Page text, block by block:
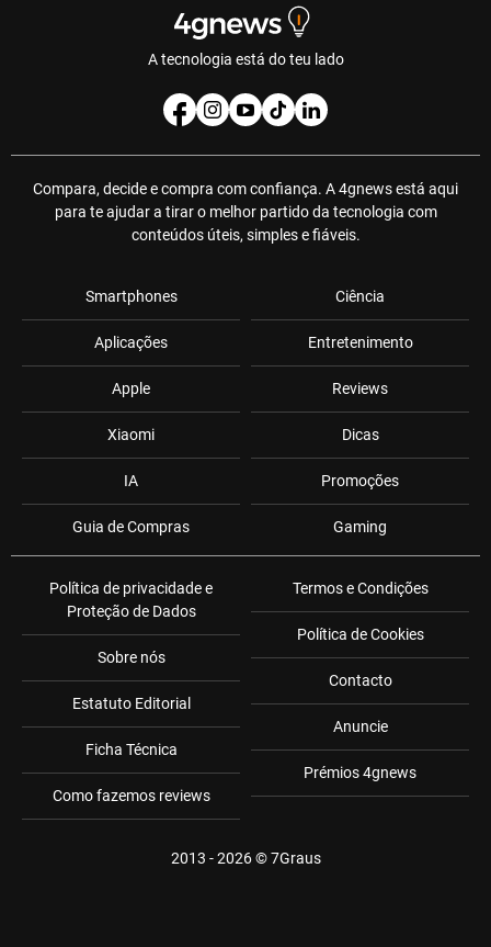
A tecnologia está do teu lado
Compara, decide e compra com confiança. A 4gnews está aqui
para te ajudar a tirar o melhor partido da tecnologia com
conteúdos úteis, simples e fiáveis.
Smartphones
Aplicações
Apple
Xiaomi
IA
Guia de Compras
Ciência
Entretenimento
Reviews
Dicas
Promoções
Gaming
Política de privacidade e
Proteção de Dados
Sobre nós
Estatuto Editorial
Ficha Técnica
Como fazemos reviews
Termos e Condições
Política de Cookies
Contacto
Anuncie
Prémios 4gnews
2013 - 2026 ©7Graus